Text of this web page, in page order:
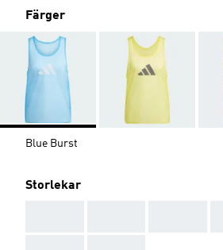
Färger
Blue Burst
Storlekar